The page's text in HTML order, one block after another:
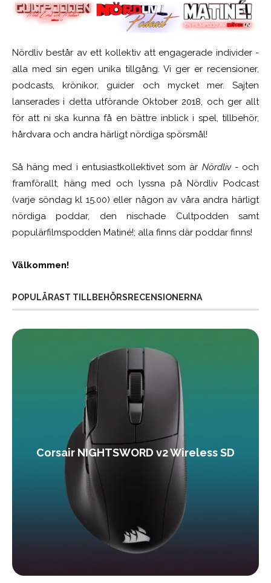
Nördliv består av ett kollektiv att engagerade individer -
alla med sin egen unika tillgång. Vi ger er recensioner,
podcasts, krönikor, guider och mycket mer. Sajten
lanserades i detta utförande Oktober 2018, och ger allt
för att ni ska kunna få en bättre inblick i spel, tillbehör,
hårdvara och andra härligt nördiga spörsmål!
Så häng med i entusiastkollektivet som är Nördliv- och
framförallt, häng med och lyssna på Nördliv Podcast
(varje söndag kl 15.00) eller någon av våra andra härligt
nördiga poddar, den nischade Cultpodden samt
populärfilmspodden Matiné!; alla finns där poddar finns!
Välkommen!
POPULÄRAST TILLBEHÖRSRECENSIONERNA
Corsair NIGHTSWORD v2 Wireless SD